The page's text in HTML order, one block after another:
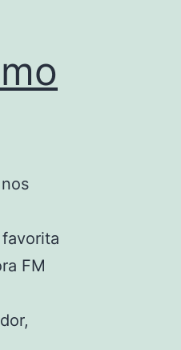
FM